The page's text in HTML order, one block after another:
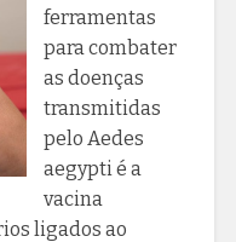
ferramentas
para combater
as doenças
transmitidas
pelo Aedes
aegypti é a
vacina
ligados ao